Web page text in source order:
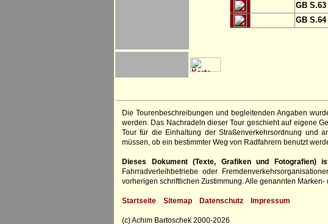
GB S.63
GB S.64
Die Tourenbeschreibungen und begleitenden Angaben
werden. Das Nachradeln dieser Tour geschieht auf eigene
Tour für die Einhaltung der Straßenverkehrsordnung und
müssen, ob ein bestimmter Weg von Radfahrern benutzt
Dieses Dokument (Texte, Grafiken und Fotografien)
Fahrradverleihbetriebe oder
vorherigen schriftlichen Zustimmung. Alle genannten
Startseite Sitemap Datenschutz Impressum
(c) Achim Bartoschek 2000-2026